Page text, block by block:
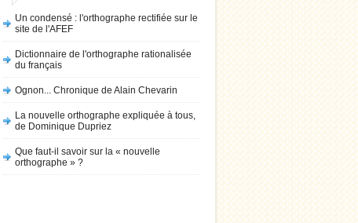
Un condensé : l'orthographe rectifiée sur le
site de l'AFEF
Dictionnaire de l'orthographe rationalisée
du français
Ognon... Chronique de Alain Chevarin
La nouvelle orthographe expliquée à tous,
de Dominique Dupriez
Que faut-il savoir sur la « nouvelle
orthographe » ?